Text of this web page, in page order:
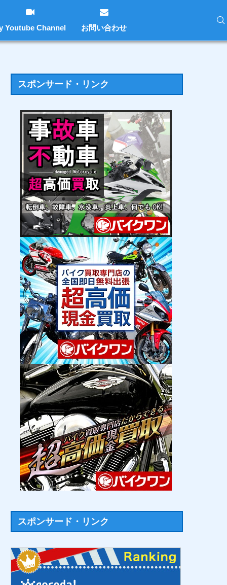
Youtube Channel お問い合わせ
スポンサード・リンク
スポンサード・リンク